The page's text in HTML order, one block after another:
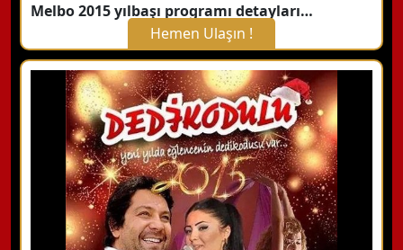
Melbo 2015 yılbaşı programı detayları…
Hemen Ulaşın !
X Kapat
WhatsApp ile Bilgi Alın
Hemen Arayın
Detaylı Bilgi Alın